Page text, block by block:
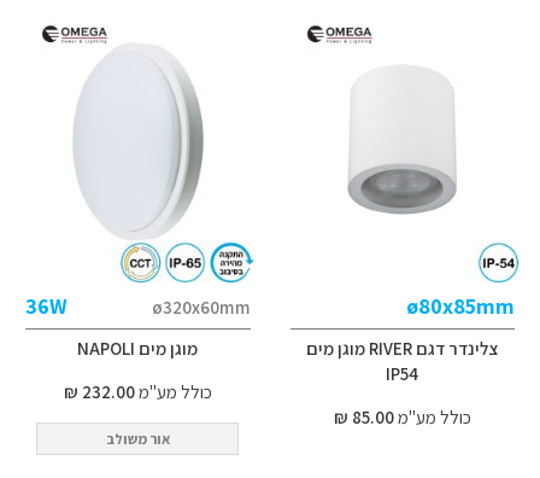
ø80x85mm
צלינדר דגם RIVER מוגן מים
IP54
כולל מע"מ85.00 ₪
ø320x60mm
36W
מוגן מים NAPOLI
כולל מע"מ232.00 ₪
אור משולב